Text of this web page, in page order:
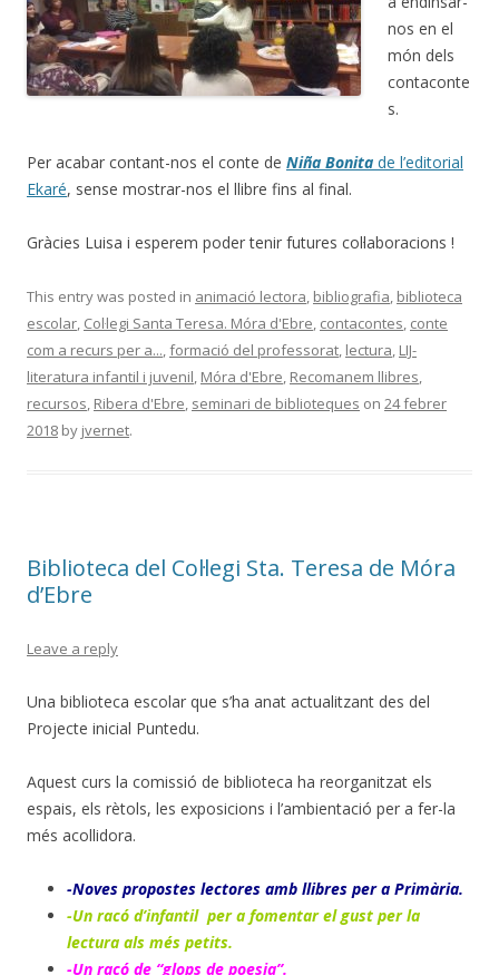
nos en el
món dels
contaconte
s.
Per acabar contant-nos el conte de Niña Bonita de l’editorial
Ekaré, sense mostrar-nos el llibre fins al final.
Gràcies Luisa i esperem poder tenir futures col·laboracions !
This entry was posted in animació lectora, bibliografia, biblioteca
escolar, Col·legi Santa Teresa. Móra d'Ebre, contacontes, conte
com a recurs per a...,formació del professorat, lectura, LIJ-
literatura infantil i juvenil, Móra d'Ebre, Recomanem llibres,
recursos, Ribera d'Ebre, seminari de biblioteques on 24 febrer
2018 by jvernet.
Biblioteca del Col·legi Sta. Teresa de Móra
d’Ebre
Leave a reply
Una biblioteca escolar que s’ha anat actualitzant des del
Projecte inicial Puntedu.
Aquest curs la comissió de biblioteca ha reorganitzat els
espais, els rètols, les exposicions i l’ambientació per a fer-la
més acollidora.
-Noves propostes lectores amb llibres per a Primària.
-Un racó d’infantil per a fomentar el gust per la
lectura als més petits.
-Un racó de “glops de poesia”.